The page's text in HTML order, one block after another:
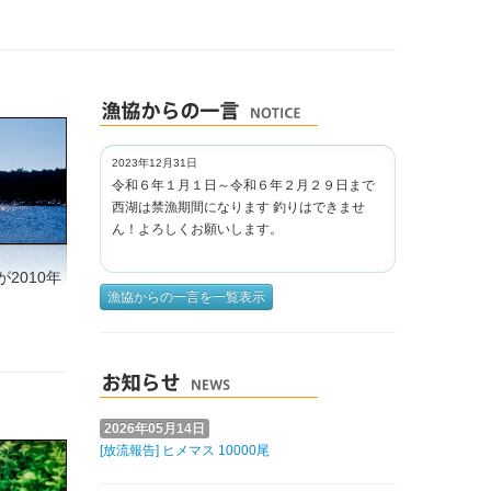
2010年
2023年12月31日
令和６年１月１日～令和６年２月２９日まで
西湖は禁漁期間になります 釣りはできませ
ん！よろしくお願いします。
漁協からの一言を一覧表示
2026年05月14日
[放流報告] ヒメマス 10000尾